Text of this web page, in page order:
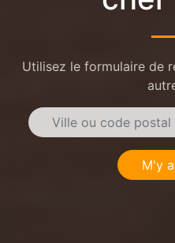
Utilisez le formulaire de
M'y